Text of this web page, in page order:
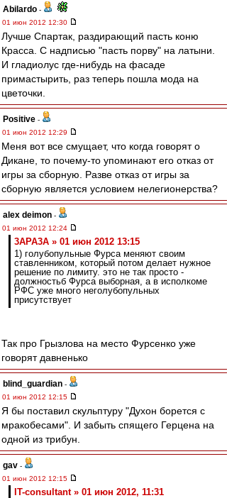
Abilardo -
01 июн 2012 12:30
Лучше Спартак, раздирающий пасть коню
Красса. С надписью "пасть порву" на латыни.
И гладиолус где-нибудь на фасаде
примастырить, раз теперь пошла мода на
цветочки.
Positive -
01 июн 2012 12:29
Меня вот все смущает, что когда говорят о
Дикане, то почему-то упоминают его отказ от
игры за сборную. Разве отказ от игры за
сборную является условием нелегионерства?
alex deimon -
01 июн 2012 12:24
3APA3A » 01 июн 2012 13:15
1) голубопульные Фурса меняют своим
ставленником, который потом делает нужное
решение по лимиту. это не так просто -
должностьб Фурса выборная, а в исполкоме
РФС уже много неголубопульных
присутствует
Так про Грызлова на место Фурсенко уже
говорят давненько
blind_guardian -
01 июн 2012 12:15
Я бы поставил скульптуру "Духон борется с
мракобесами". И забыть спящего Герцена на
одной из трибун.
gav -
01 июн 2012 12:15
IT-consultant » 01 июн 2012, 11:31